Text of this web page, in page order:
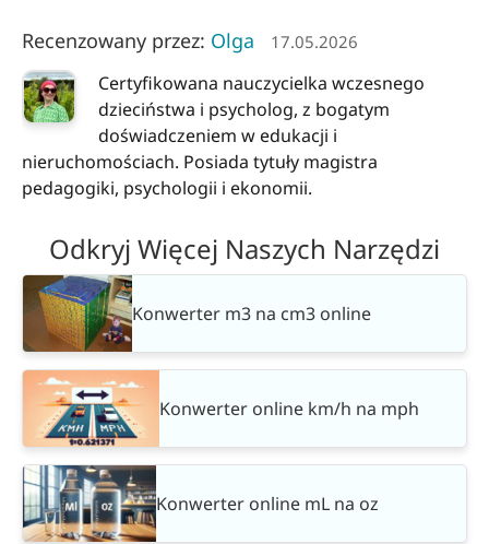
Recenzowany przez: Olga 17.05.2026
Certyfikowana nauczycielka wczesnego
dzieciństwa i psycholog, z bogatym
doświadczeniem w edukacji i
nieruchomościach. Posiada tytuły magistra
pedagogiki, psychologii i ekonomii.
Odkryj Więcej Naszych Narzędzi
Konwerter m3 na cm3 online
Konwerter online km/h na mph
Konwerter online mL na oz